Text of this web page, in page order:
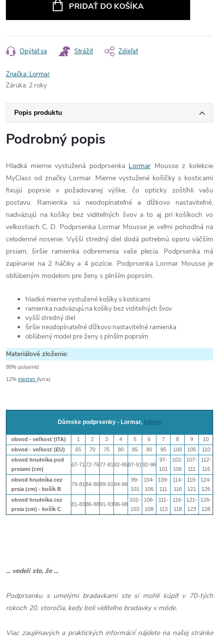
PRIDAŤ DO KOŠÍKA
Opýtať sa Strážiť Zdieľať
Značka: Lormar
Záruka: 2 roky
Popis produktu
Podrobný popis
Hladká mierne vystužená podprsenka Lormar Mousse z kolekcie
MyClass od značky Lormar. Mierne vystužené košíčky s kosticami
fixujú poprsie v požadovanej výške, čo opticky zoštíhli vašu
postavu. Ramienka sú neodopínateľné a dĺžkovo nastaviteľné,
nadväzujú na košíky bez viditeľných švov a to aj pri košíkoch vo
veľkostiach C, D. Podprsenka Lormar Mousse je veľmi pohodlná na
celodenné nosenie. Vyšší stredný diel dodá potrebnú oporu väčším
prsiam, širšie ramienka odbremenia vaše plecia. Podprsenka má
zapínanie na 2 háčiky a 4 pozície. Podprsenka Lormar Mousse je
obľúbeným modelom pre ženy s plnším poprsím.
hladké mierne vystužené košíky s kosticami
ramienka nadväzujú na košíky bez viditeľných švov
vyšší stredný diel
širšie neodopínateľné dĺžkovo nastaviteľné ramienka
obľúbený model pre ženy s plnším poprsím
Materiálové zloženie:
88% polyamid
12% elastan (lycra)
Dámske podprsenky - Lormar, Infiore
obvod - veľkosť (ITA) 1 2 3 4 5 6 7 8 9
10
obvod - veľkosť (EU)
65 70 75 80 85 90 95 100 105
110
obvod hrudníka pod
prsiami (cm)
67-71 72-7677-81 82-8687-91 92-96
97-
101
102-
106
107-
111
112-
116
obvod hrudníka cez
prsia (cm) - košík B
79-81 84-8689-91 94-96
99-
101
104-
106
109-
111
114-
116
119-
121
124-
126
obvod hrudníka cez
prsia (cm) - košík C
81-8386-8891-9396-98
101-
103
106-
108
111-
113
116-
118
121-
123
126-
128
... vedeli ste, že ...
Podprsenku s umelými bradavkami ste si mohli kúpiť v 70-tých
rokoch 20. storočia, kedy boli viditeľne bradavky v móde.
Viac zaujímavých a praktických informácií nájdete na našej stránke